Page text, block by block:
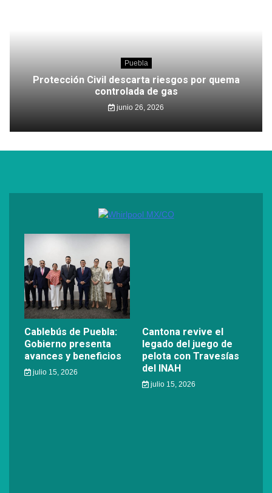
Puebla
Protección Civil descarta riesgos por quema
controlada de gas
junio 26, 2026
Cablebús de Puebla:
Gobierno presenta
avances y beneficios
julio 15, 2026
Cantona revive el
legado del juego de
pelota con Travesías
del INAH
julio 15, 2026